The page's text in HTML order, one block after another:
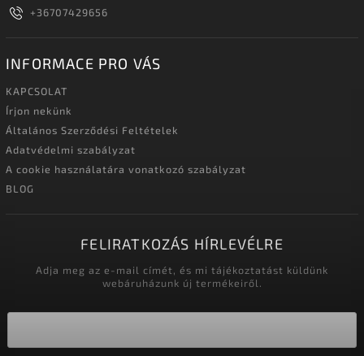
+36707429656
INFORMACE PRO VÁS
KAPCSOLAT
Írjon nekünk
Általános Szerződési Feltételek
Adatvédelmi szabályzat
A cookie használatára vonatkozó szabályzat
BLOG
FELIRATKOZÁS HÍRLEVÉLRE
Adja meg az e-mail címét, és mi tájékoztatást küldünk
webáruházunk új termékeiről.